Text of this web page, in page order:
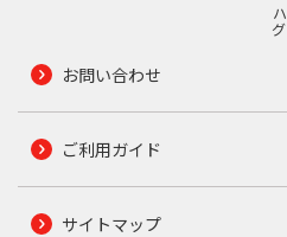
お問い合わせ
ご利用ガイド
サイトマップ